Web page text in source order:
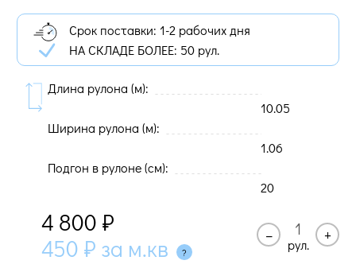
Срок поставки: 1-2 рабочих дня
НА СКЛАДЕ БОЛЕЕ: 50 рул.
Длина рулона (м):
10.05
Ширина рулона (м):
1.06
Подгон в рулоне (cм):
20
4 800 ₽
450 ₽ за м.кв –
рул.
+